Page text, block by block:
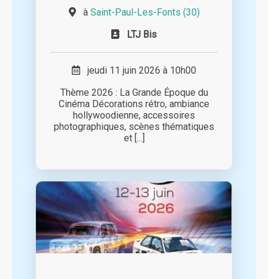
à Saint-Paul-Les-Fonts (30)
LTJ Bis
jeudi 11 juin 2026 à 10h00
Thème 2026 : La Grande Époque du
Cinéma Décorations rétro, ambiance
hollywoodienne, accessoires
photographiques, scènes thématiques
et [...]